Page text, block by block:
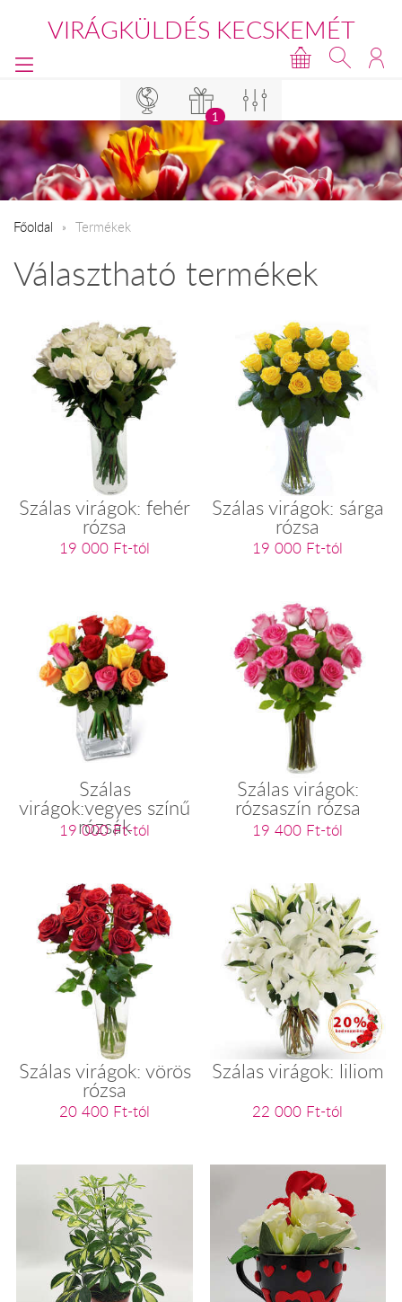
VIRÁGKÜLDÉS KECSKEMÉT
1
Főoldal Termékek
Választható termékek
Szálas virágok: fehér
rózsa
19 000 Ft-tól
Szálas virágok: sárga
rózsa
19 000 Ft-tól
Szálas
virágok:vegyes színű
rózsák
19 000 Ft-tól
Szálas virágok:
rózsaszín rózsa
19 400 Ft-tól
Szálas virágok: vörös
rózsa
20 400 Ft-tól
Szálas virágok: liliom
22 000 Ft-tól